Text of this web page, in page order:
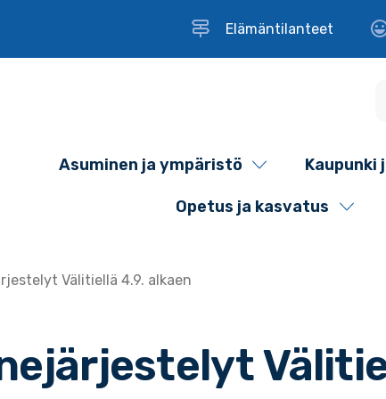
Elämäntilanteet
Asuminen ja ympäristö Kaupunki
Opetus ja kasvatus
Välitiellä 4.9. alkaen